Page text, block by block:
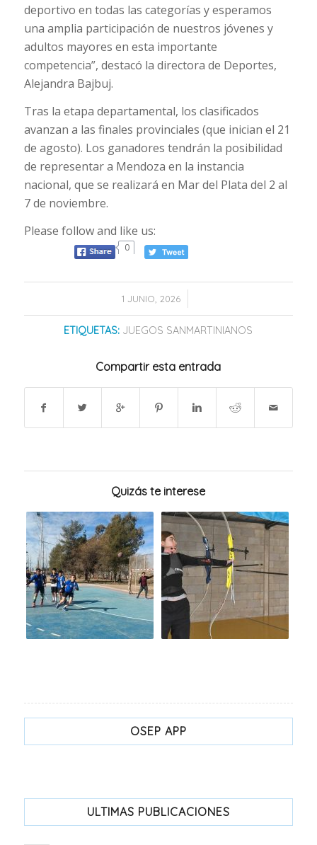
deportivo en todas las categorías y esperamos
una amplia participación de nuestros jóvenes y
adultos mayores en esta importante
competencia”, destacó la directora de Deportes,
Alejandra Bajbuj.
Tras la etapa departamental, los clasificados
avanzan a las finales provinciales (que inician el 21
de agosto). Los ganadores tendrán la posibilidad
de representar a Mendoza en la instancia
nacional, que se realizará en Mar del Plata del 2 al
7 de noviembre.
Please follow and like us:
0
1 JUNIO, 2026
/
ETIQUETAS: JUEGOS SANMARTINIANOS
Compartir esta entrada
Quizás te interese
OSEP APP
ULTIMAS PUBLICACIONES